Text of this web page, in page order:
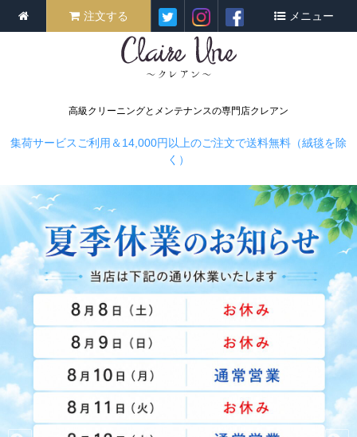
高級クリーニングとメンテナンスの専門店クレアン
注文する メニュー
集荷サービスご利用＆14,000円以上のご注文で送料無料（絨毯を除
く）